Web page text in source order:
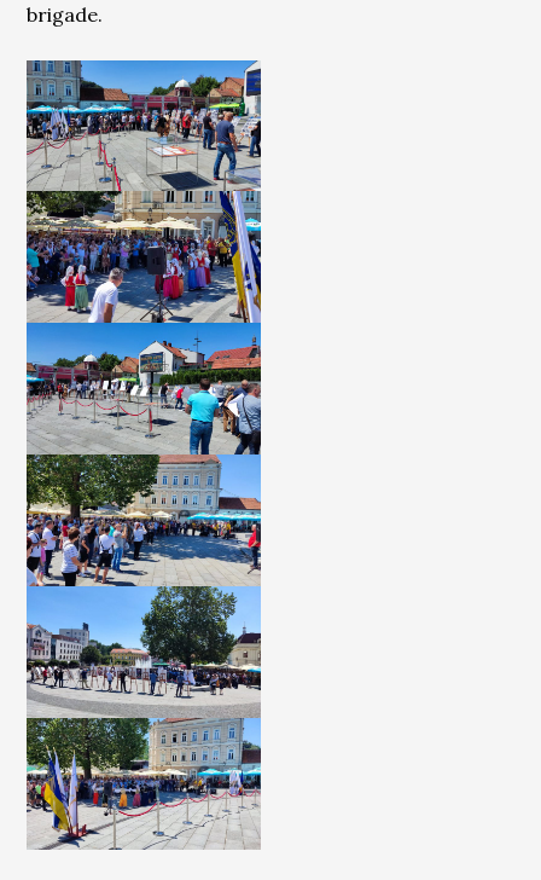
brigade.